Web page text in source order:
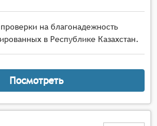
на благонадежность
в Республике Казахстан.
Посмотреть